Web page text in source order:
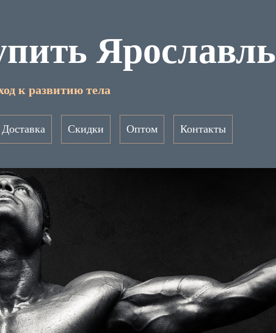
Ярославль
к развитию тела
Скидки Оптом Контакты